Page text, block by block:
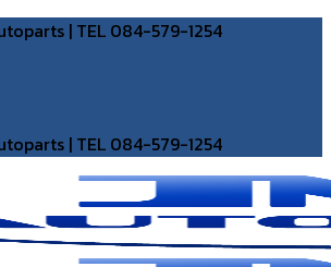
| TEL 084-579-1254
| TEL 084-579-1254